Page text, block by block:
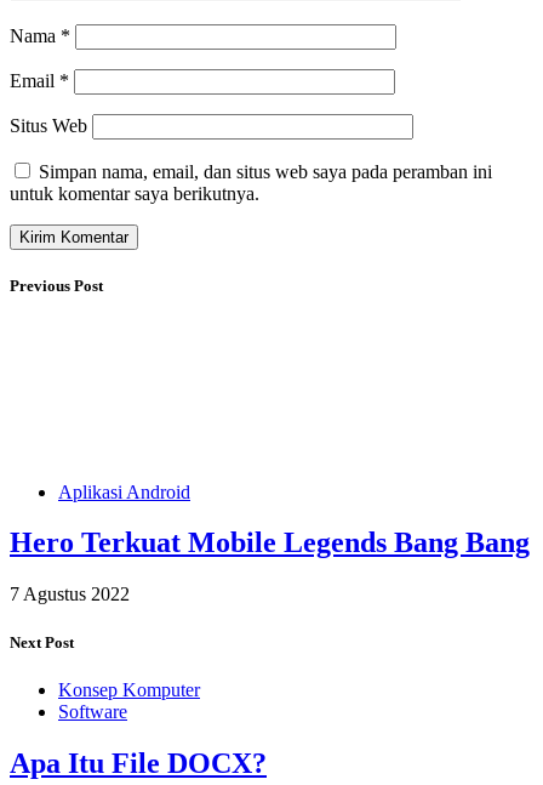
Nama *
Email *
Situs Web
Simpan nama, email, dan situs web saya pada peramban ini
untuk komentar saya berikutnya.
Previous Post
Aplikasi Android
Hero Terkuat Mobile Legends Bang Bang
7 Agustus 2022
Next Post
Konsep Komputer
Software
Apa Itu File DOCX?